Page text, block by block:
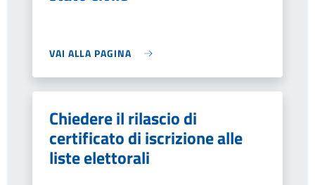
VAI ALLA PAGINA
Chiedere il rilascio di
certificato di iscrizione alle
liste elettorali